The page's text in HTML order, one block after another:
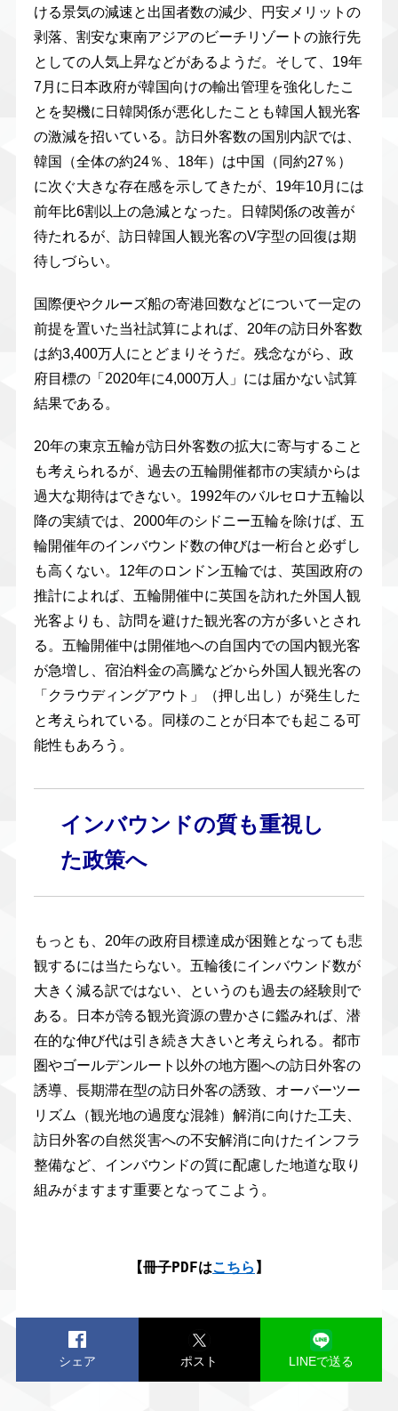
ける景気の減速と出国者数の減少、円安メリットの
剥落、割安な東南アジアのビーチリゾートの旅行先
としての人気上昇などがあるようだ。そして、19年
7月に日本政府が韓国向けの輸出管理を強化したこ
とを契機に日韓関係が悪化したことも韓国人観光客
の激減を招いている。訪日外客数の国別内訳では、
韓国（全体の約24％、18年）は中国（同約27％）
に次ぐ大きな存在感を示してきたが、19年10月には
前年比6割以上の急減となった。日韓関係の改善が
待たれるが、訪日韓国人観光客のV字型の回復は期
待しづらい。
国際便やクルーズ船の寄港回数などについて一定の
前提を置いた当社試算によれば、20年の訪日外客数
は約3,400万人にとどまりそうだ。残念ながら、政
府目標の「2020年に4,000万人」には届かない試算
結果である。
20年の東京五輪が訪日外客数の拡大に寄与すること
も考えられるが、過去の五輪開催都市の実績からは
過大な期待はできない。1992年のバルセロナ五輪以
降の実績では、2000年のシドニー五輪を除けば、五
輪開催年のインバウンド数の伸びは一桁台と必ずし
も高くない。12年のロンドン五輪では、英国政府の
推計によれば、五輪開催中に英国を訪れた外国人観
光客よりも、訪問を避けた観光客の方が多いとされ
る。五輪開催中は開催地への自国内での国内観光客
が急増し、宿泊料金の高騰などから外国人観光客の
「クラウディングアウト」（押し出し）が発生した
と考えられている。同様のことが日本でも起こる可
能性もあろう。
インバウンドの質も重視し
た政策へ
もっとも、20年の政府目標達成が困難となっても悲
観するには当たらない。五輪後にインバウンド数が
大きく減る訳ではない、というのも過去の経験則で
ある。日本が誇る観光資源の豊かさに鑑みれば、潜
在的な伸び代は引き続き大きいと考えられる。都市
圏やゴールデンルート以外の地方圏への訪日外客の
誘導、長期滞在型の訪日外客の誘致、オーバーツー
リズム（観光地の過度な混雑）解消に向けた工夫、
訪日外客の自然災害への不安解消に向けたインフラ
整備など、インバウンドの質に配慮した地道な取り
組みがますます重要となってこよう。
【冊子PDFはこちら 】
シェア ポスト LINEで送る